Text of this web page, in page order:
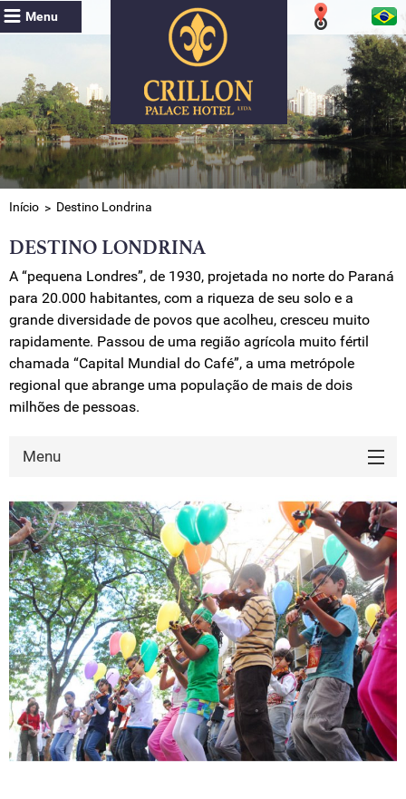
Menu
Início Destino Londrina
DESTINO LONDRINA
A “pequena Londres”, de 1930, projetada no norte do Paraná
para 20.000 habitantes, com a riqueza de seu solo e a
grande diversidade de povos que acolheu, cresceu muito
rapidamente. Passou de uma região agrícola muito fértil
chamada “Capital Mundial do Café”, a uma metrópole
regional que abrange uma população de mais de dois
milhões de pessoas.
Menu
HISTÓRICO
CALENDÁRIO DE EVENTOS
MUSEU HISTÓRICO
FESTIVAL DE MÚSICA
CALÇADÃO DE LONDRINA
LAGO IGAPÓ